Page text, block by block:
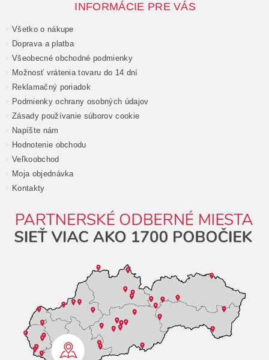
INFORMÁCIE PRE VÁS
Všetko o nákupe
Doprava a platba
Všeobecné obchodné podmienky
Možnosť vrátenia tovaru do 14 dní
Reklamačný poriadok
Podmienky ochrany osobných údajov
Zásady používanie súborov cookie
Napíšte nám
Hodnotenie obchodu
Veľkoobchod
Moja objednávka
Kontakty